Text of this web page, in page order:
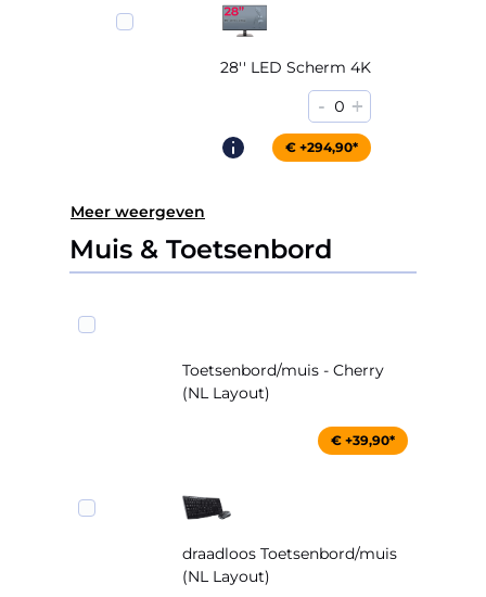
28'' LED Scherm 4K
- 0 +
€ +294,90*
Meer weergeven
Muis & Toetsenbord
Toetsenbord/muis - Cherry
(NL Layout)
€ +39,90*
draadloos Toetsenbord/muis
(NL Layout)